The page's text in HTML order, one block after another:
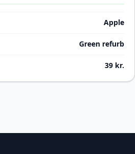
Apple
Green refurb
39 kr.